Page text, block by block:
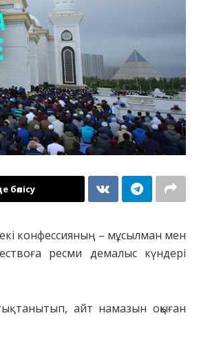
бөлісу
конфессияның – мұсылман мен
ресми демалыс күндерi
танытып, айт намазын оқыған